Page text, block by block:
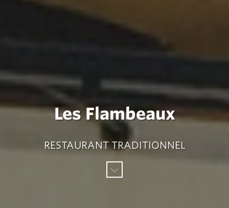
Les Flambeaux
RESTAURANT TRADITIONNEL